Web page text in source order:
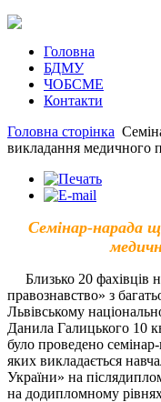
Головна
БДМУ
ЧОБСМЕ
Контакти
Головна сторінка
викладання медичного
Семінар-нарада
Близько 20 фахівців
правознавство» з
Львівському
Данила Галицького 10
було проведено
яких викладається
України» на
на додипломному